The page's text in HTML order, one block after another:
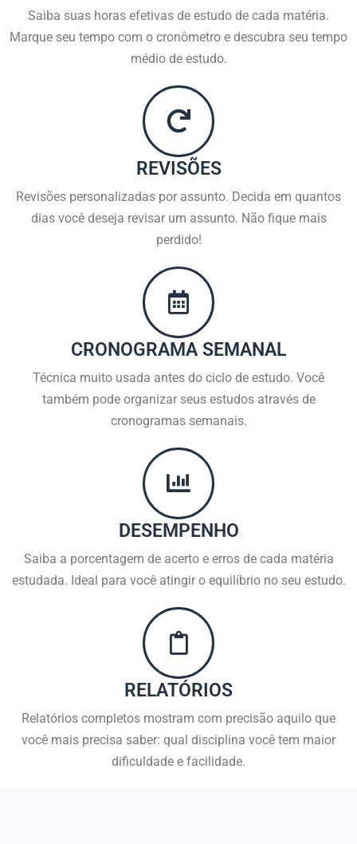
Saiba suas horas efetivas de estudo de cada matéria.
Marque seu tempo com o cronômetro e descubra seu tempo
médio de estudo.
REVISÕES
Revisões personalizadas por assunto. Decida em quantos
dias você deseja revisar um assunto. Não fique mais
perdido!
CRONOGRAMA SEMANAL
Técnica muito usada antes do ciclo de estudo. Você
também pode organizar seus estudos através de
cronogramas semanais.
DESEMPENHO
Saiba a porcentagem de acerto e erros de cada matéria
estudada. Ideal para você atingir o equilíbrio no seu estudo.
RELATÓRIOS
Relatórios completos mostram com precisão aquilo que
você mais precisa saber: qual disciplina você tem maior
dificuldade e facilidade.